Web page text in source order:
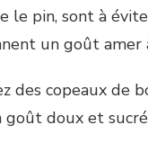
le pin, sont à
un goût amer
des copeaux de
goût doux et